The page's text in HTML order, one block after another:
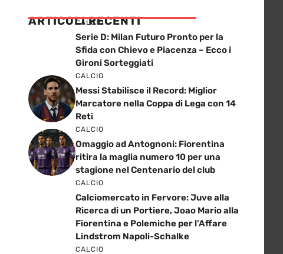
ARTICOLI RECENTI
CALCIO
Serie D: Milan Futuro Pronto per la
Sfida con Chievo e Piacenza – Ecco i
Gironi Sorteggiati
CALCIO
Messi Stabilisce il Record: Miglior
Marcatore nella Coppa di Lega con 14
Reti
CALCIO
Omaggio ad Antognoni: Fiorentina
ritira la maglia numero 10 per una
stagione nel Centenario del club
CALCIO
Calciomercato in Fervore: Juve alla
Ricerca di un Portiere, Joao Mario alla
Fiorentina e Polemiche per l’Affare
Lindstrom Napoli-Schalke
CALCIO